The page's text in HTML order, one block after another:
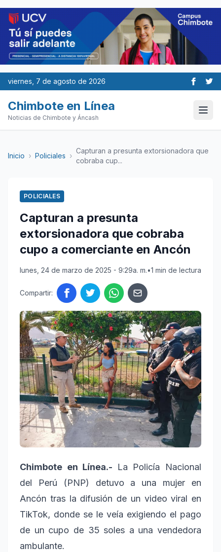
viernes, 7 de agosto de 2026
Chimbote en Línea
Noticias de Chimbote y Áncash
Inicio › Policiales ›
Capturan a presunta extorsionadora que
cobraba cup...
POLICIALES
Capturan a presunta
extorsionadora que cobraba
cupo a comerciante en Ancón
lunes, 24 de marzo de 2025 - 9:29a. m.•1 min de lectura
Compartir:
Chimbote en Línea.-
La Policía Nacional
del Perú (PNP) detuvo a una mujer en
Ancón tras la difusión de un video viral en
TikTok, donde se le veía exigiendo el pago
de un cupo de 35 soles a una vendedora
ambulante.